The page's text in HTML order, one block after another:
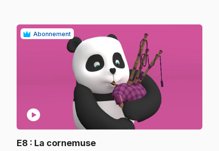
Abonnement
play_circle
E8 : La cornemuse.